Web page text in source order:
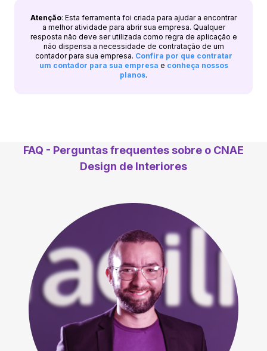
Atenção: Esta ferramenta foi criada para ajudar a encontrar
a melhor atividade para abrir sua empresa. Qualquer
resposta não deve ser utilizada como regra de aplicação e
não dispensa a necessidade de contratação de um
contador para sua empresa. Confira por que contratar
um contador para sua empresa e conheça nossos
planos.
FAQ - Perguntas frequentes sobre o CNAE
Design de Interiores